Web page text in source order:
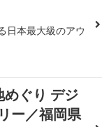
日本最大級のアウ
ぐり デジ
ー／福岡県